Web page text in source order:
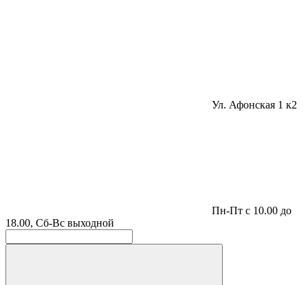
Ул. Афонская 1 к2
Пн-Пт с 10.00 до
18.00, Сб-Вс выходной